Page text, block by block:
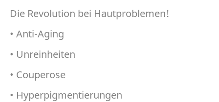
Die Revolution bei Hautproblemen!
• Anti-Aging
• Unreinheiten
• Couperose
• Hyperpigmentierungen